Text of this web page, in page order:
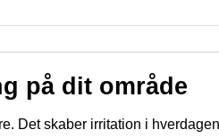
på dit område
Det skaber irritation i